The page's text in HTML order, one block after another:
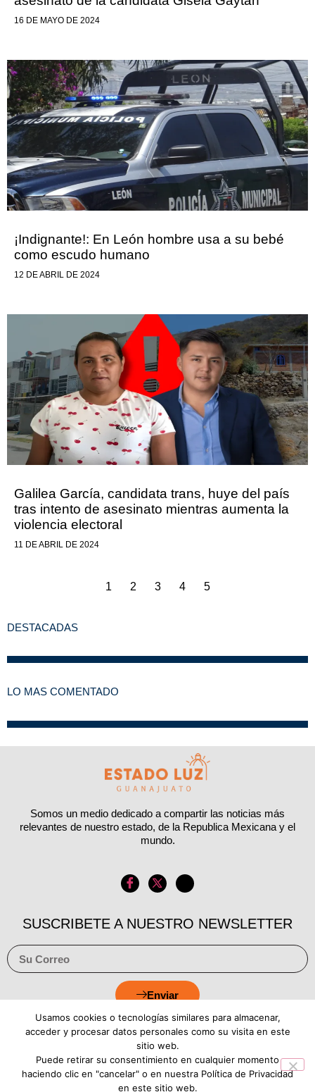
16 DE MAYO DE 2024
¡Indignante!: En León hombre usa a su bebé
como escudo humano
12 DE ABRIL DE 2024
Galilea García, candidata trans, huye del país
tras intento de asesinato mientras aumenta la
violencia electoral
11 DE ABRIL DE 2024
1 2 3 4 5
DESTACADAS
LO MAS COMENTADO
Somos un medio dedicado a compartir las noticias más
relevantes de nuestro estado, de la Republica Mexicana y el
mundo.
SUSCRIBETE A NUESTRO NEWSLETTER
Enviar
Aviso de Privacidad Política de Cookies
Usamos cookies o tecnologías similares para almacenar,
acceder y procesar datos personales como su visita en este
sitio web.
Puede retirar su consentimiento en cualquier momento
haciendo clic en "cancelar" o en nuestra Política de Privacidad
en este sitio web.